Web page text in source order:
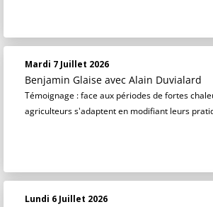
Mardi 7 Juillet 2026
Benjamin Glaise avec Alain Duvialard
Témoignage : face aux périodes de fortes
agriculteurs s'adaptent en modifiant leurs
Lundi 6 Juillet 2026